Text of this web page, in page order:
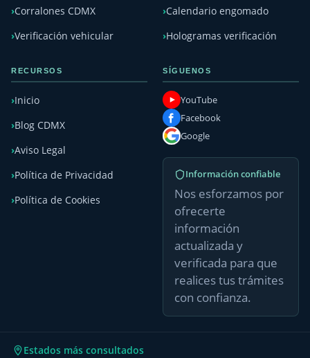
Corralones CDMX
Verificación vehicular
Calendario engomado
Hologramas verificación
RECURSOS
Inicio
Blog CDMX
Aviso Legal
Política de Privacidad
Política de Cookies
SÍGUENOS
YouTube
Facebook
Google
Información confiable
Nos esforzamos por
ofrecerte
información
actualizada y
verificada para que
realices tus trámites
con confianza.
Estados más consultados